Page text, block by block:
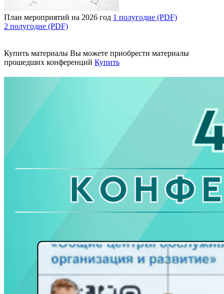
План мероприятий на 2026 год 1 полугодие (PDF)
2 полугодие (PDF)
Купить материалы Вы можете приобрести материалы
прошедших конференций Купить